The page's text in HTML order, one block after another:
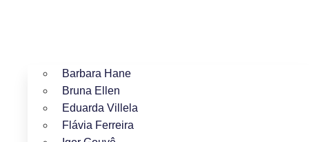
Barbara Hane
Bruna Ellen
Eduarda Villela
Flávia Ferreira